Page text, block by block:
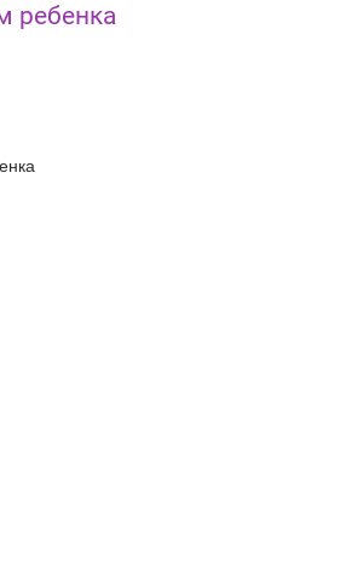
ребенка